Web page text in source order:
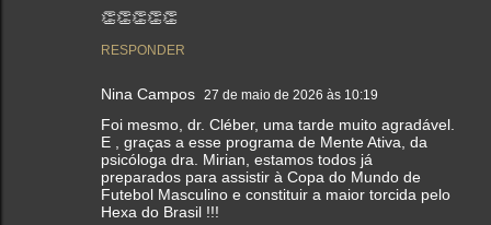
👏👏👏👏👏
RESPONDER
Nina Campos 27 de maio de 2026 às 10:19
Foi mesmo, dr. Cléber, uma tarde muito agradável.
E , graças a esse programa de Mente Ativa, da
psicóloga dra. Mirian, estamos todos já
preparados para assistir à Copa do Mundo de
Futebol Masculino e constituir a maior torcida pelo
Hexa do Brasil !!!